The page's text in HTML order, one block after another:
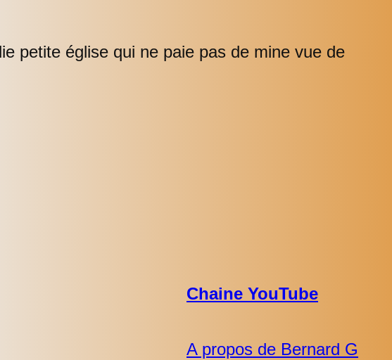
petite église qui ne paie pas de mine vue de
Chaine YouTube
A propos de Bernard G